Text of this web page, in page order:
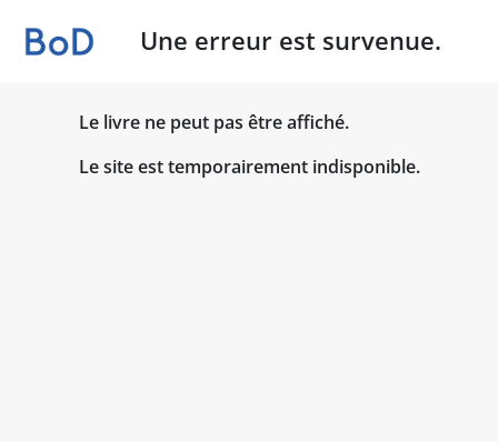
Une erreur est survenue.
Le livre ne peut pas être affiché.
Le site est temporairement indisponible.